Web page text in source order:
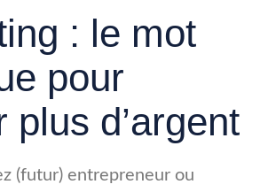
: le mot
pour
plus d’argent
(futur) entrepreneur ou